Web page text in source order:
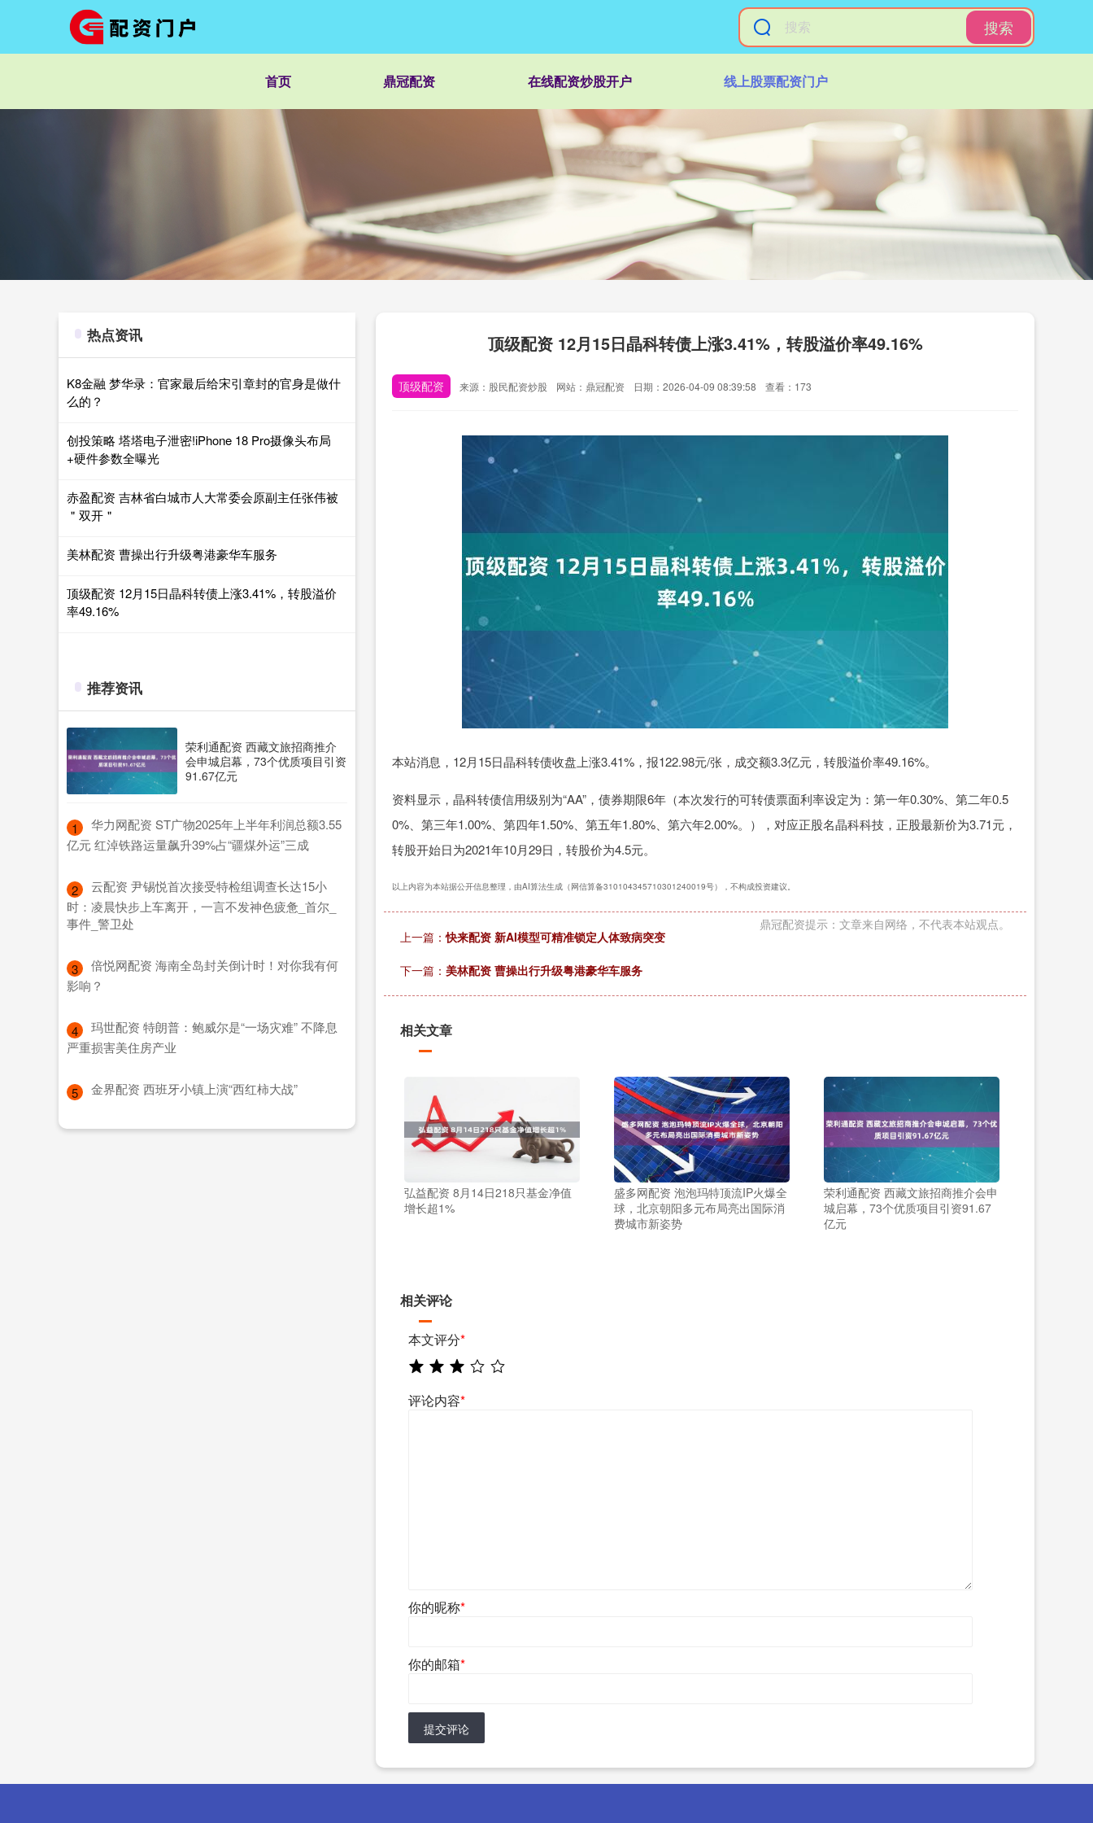
搜索
首页 鼎冠配资 在线配资炒股开户 线上股票配资门户
顶级配资 12月15日晶科转债上涨3.41%，转股溢价率49.16%
顶级配资 来源：股民配资炒股 网站：鼎冠配资 日期：2026-04-09 08:39:58 查看：173
本站消息，12月15日晶科转债收盘上涨3.41%，报122.98元/张，成交额3.3亿元，转股溢价率49.16%。
资料显示，晶科转债信用级别为“AA”，债券期限6年（本次发行的可转债票面利率设定为：第一年0.30%、第二年0.5
0%、第三年1.00%、第四年1.50%、第五年1.80%、第六年2.00%。），对应正股名晶科科技，正股最新价为3.71元，
转股开始日为2021年10月29日，转股价为4.5元。
以上内容为本站据公开信息整理，由AI算法生成（网信算备310104345710301240019号），不构成投资建议。
鼎冠配资提示：文章来自网络，不代表本站观点。
上一篇：快来配资 新AI模型可精准锁定人体致病突变
下一篇： 美林配资 曹操出行升级粤港豪华车服务
相关文章
弘益配资 8月14日218只基金净值
增长超1%
盛多网配资 泡泡玛特顶流IP火爆全
球，北京朝阳多元布局亮出国际消
费城市新姿势
荣利通配资 西藏文旅招商推介会申
城启幕，73个优质项目引资91.67
亿元
相关评论
本文评分*
评论内容*
你的昵称*
你的邮箱*
提交评论
热点资讯
K8金融 梦华录：官家最后给宋引章封的官身是做什
么的？
创投策略 塔塔电子泄密!iPhone 18 Pro摄像头布局
+硬件参数全曝光
赤盈配资 吉林省白城市人大常委会原副主任张伟被
＂双开＂
美林配资 曹操出行升级粤港豪华车服务
顶级配资 12月15日晶科转债上涨3.41%，转股溢价
率49.16%
推荐资讯
荣利通配资 西藏文旅招商推介
会申城启幕，73个优质项目引资
91.67亿元
1
​华力网配资 ST广物2025年上半年利润总额3.55
亿元 红淖铁路运量飙升39%占“疆煤外运”三成
2
​云配资 尹锡悦首次接受特检组调查长达15小
时：凌晨快步上车离开，一言不发神色疲惫_首尔_
事件_警卫处
3
​倍悦网配资 海南全岛封关倒计时！对你我有何
影响？
4
​玛世配资 特朗普：鲍威尔是“一场灾难” 不降息
严重损害美住房产业
5 ​金界配资 西班牙小镇上演“西红柿大战”